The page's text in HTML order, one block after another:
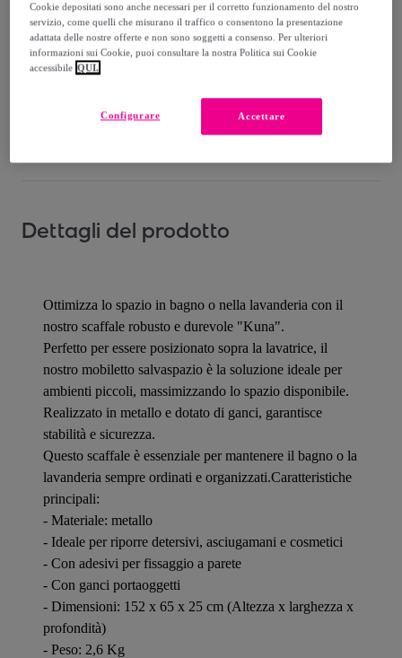
Spedizione gratuita
Consegna: tra il
Come funziona?
Dettagli del prodotto
Ottimizza lo spazio in bagno o nella lavanderia con il
nostro scaffale robusto e durevole "Kuna".
Perfetto per essere posizionato sopra la lavatrice, il
nostro mobiletto salvaspazio è la soluzione ideale per
ambienti piccoli, massimizzando lo spazio disponibile.
Realizzato in metallo e dotato di ganci, garantisce
stabilità e sicurezza.
Questo scaffale è essenziale per mantenere il bagno o la
lavanderia sempre ordinati e organizzati.Caratteristiche
principali:
- Materiale: metallo
- Ideale per riporre detersivi, asciugamani e cosmetici
- Con adesivi per fissaggio a parete
- Con ganci portaoggetti
- Dimensioni: 152 x 65 x 25 cm (Altezza x larghezza x
profondità)
- Peso: 2,6 Kg
Cookie depositati sono anche necessari per il corretto funzionamento del nostro
servizio, come quelli che misurano il traffico o consentono la presentazione
adattata delle nostre offerte e non sono soggetti a consenso. Per ulteriori
informazioni sui Cookie, puoi consultare la nostra Politica sui Cookie
accessibile QUI.
Accettare
Configurare